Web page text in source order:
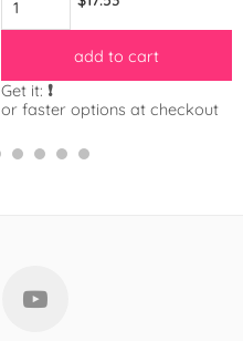
add to cart
Get it: ❗️
or faster options at checkout